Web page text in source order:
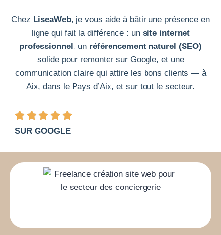
Chez LiseaWeb, je vous aide à bâtir une présence en
ligne qui fait la différence : un site internet
professionnel, un référencement naturel (SEO)
solide pour remonter sur Google, et une
communication claire qui attire les bons clients — à
Aix, dans le Pays d’Aix, et sur tout le secteur.
SUR GOOGLE